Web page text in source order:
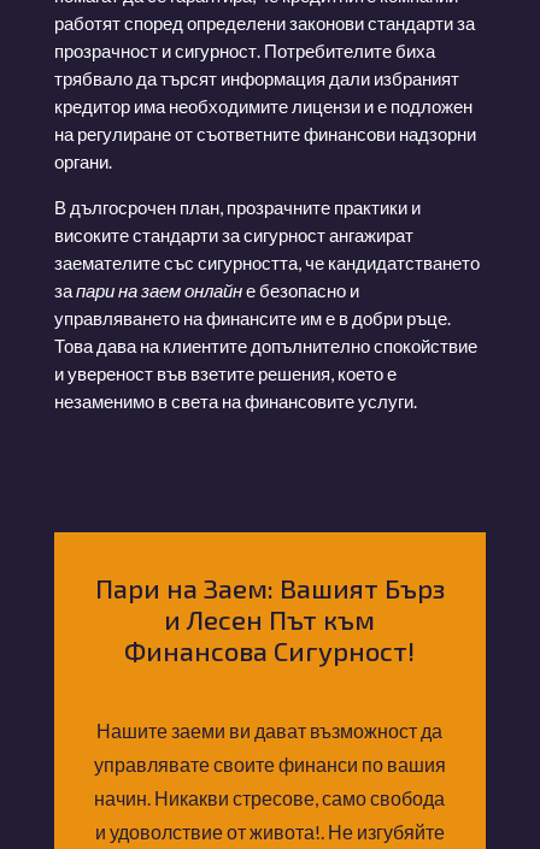
работят според определени законови стандарти за
прозрачност и сигурност. Потребителите биха
трябвало да търсят информация дали избраният
кредитор има необходимите лицензи и е подложен
на регулиране от съответните финансови надзорни
органи.
В дългосрочен план, прозрачните практики и
високите стандарти за сигурност ангажират
заемателите със сигурността, че кандидатстването
запари на заем онлайне безопасно и
управляването на финансите им е в добри ръце.
Това дава на клиентите допълнително спокойствие
и увереност във взетите решения, което е
незаменимо в света на финансовите услуги.
Пари на Заем: Вашият Бърз
и Лесен Път към
Финансова Сигурност!
Нашите заеми ви дават възможност да
управлявате своите финанси по вашия
начин. Никакви стресове, само свобода
и удоволствие от живота!. Не изгубяйте